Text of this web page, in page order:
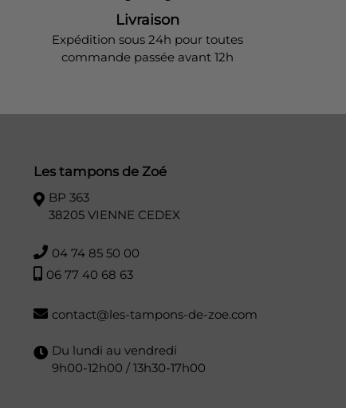
Livraison
Expédition sous 24h pour toutes
commande passée avant 12h
Les tampons de Zoé
BP 363
38205 VIENNE CEDEX
04 74 85 50 00
06 77 40 68 63
contact@les-tampons-de-zoe.com
Du lundi au vendredi
9h00-12h00 / 13h30-17h00